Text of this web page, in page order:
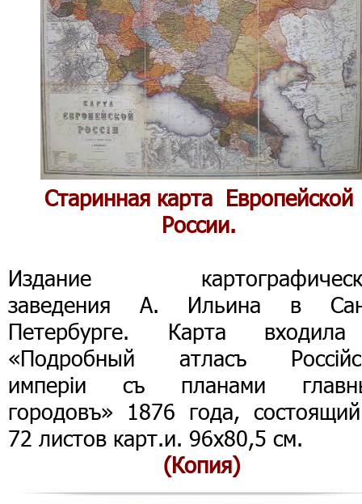
Старинная карта Европейской
России.
Издание
заведения А. Ильина в
Петербурге. Карта
«Подробный атласъ
имперiи съ планами
городовъ» 1876 года,
72 листов карт.и. 96x80,5 см.
(Копия)